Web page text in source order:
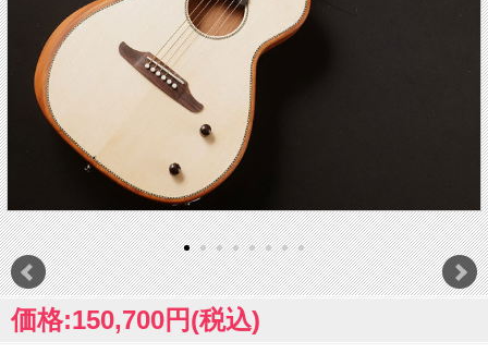
価格:150,700円(税込)